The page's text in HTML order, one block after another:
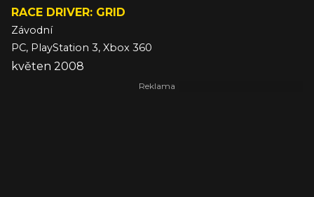
RACE DRIVER: GRID
Závodní
PC, PlayStation 3, Xbox 360
květen 2008